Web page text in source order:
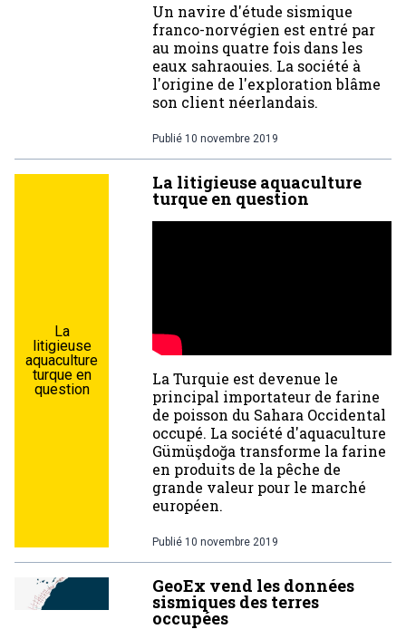
Un navire d'étude sismique
franco-norvégien est entré par
au moins quatre fois dans les
eaux sahraouies. La société à
l'origine de l'exploration blâme
son client néerlandais.
Publié 10 novembre 2019
La
litigieuse
aquaculture
turque en
question
La litigieuse aquaculture
turque en question
La Turquie est devenue le
principal importateur de farine
de poisson du Sahara Occidental
occupé. La société d'aquaculture
Gümüşdoğa transforme la farine
en produits de la pêche de
grande valeur pour le marché
européen.
Publié 10 novembre 2019
GeoEx vend les données
sismiques des terres
occupées